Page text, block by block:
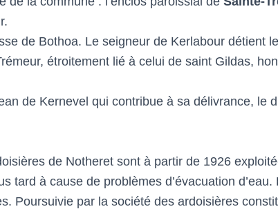
de Bothoa. Le seigneur de Kerlabour détient
étroitement lié à celui de saint Gildas,
de Kernevel qui contribue à sa délivrance, le
de Notheret sont à partir de 1926
tard à cause de problèmes d’évacuation
Poursuivie par la société des ardoisières